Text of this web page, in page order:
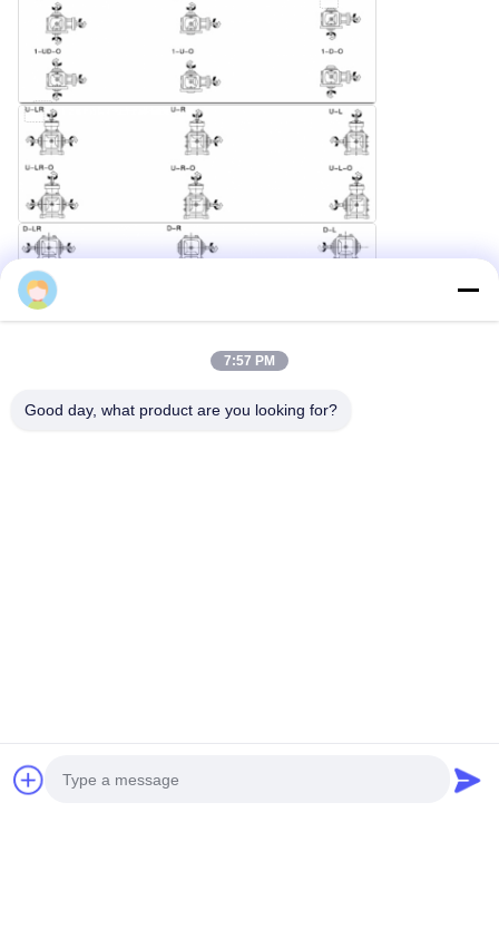
7:57 PM
Good day, what product are you looking for?